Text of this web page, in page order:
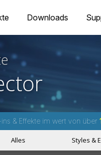
Downloads
& Effekte im wert von über
Alles Styles &